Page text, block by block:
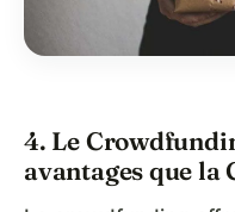
4. Le
avantages que la